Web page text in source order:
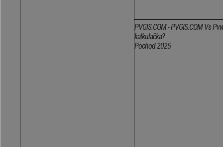
PVGIS.COM - PVGIS.COM Vs
kalkulačka?
Pochod 2025